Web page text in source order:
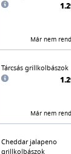
Már nem
Tárcsás grillkolbászok
Már nem
Cheddar jalapeno
grillkolbászok